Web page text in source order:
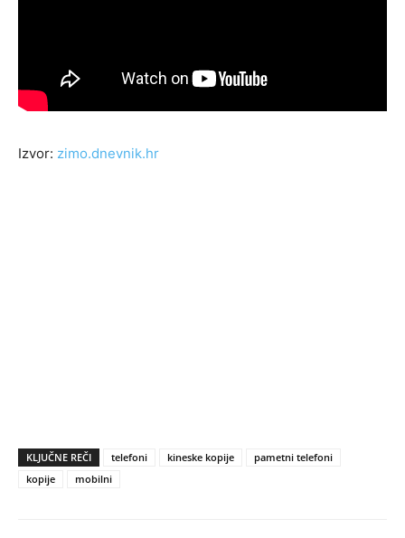
Izvor: zimo.dnevnik.hr
KLJUČNE REČI telefoni kineske kopije
pametni telefoni
kopije
mobilni